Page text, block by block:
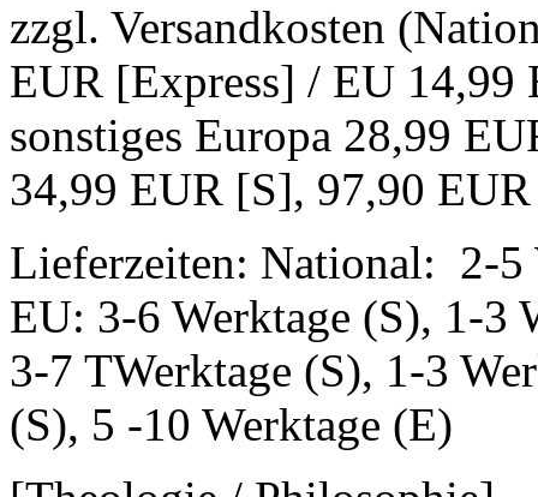
zzgl. Versandkosten
EUR [Express] / EU
sonstiges Europa 28,99
34,99 EUR [S], 97,90
Lieferzeiten: National: 2-5
EU: 3-6 Werktage (S), 1-3
3-7 TWerktage (S), 1-3
(S), 5 -10 Werktage (E)